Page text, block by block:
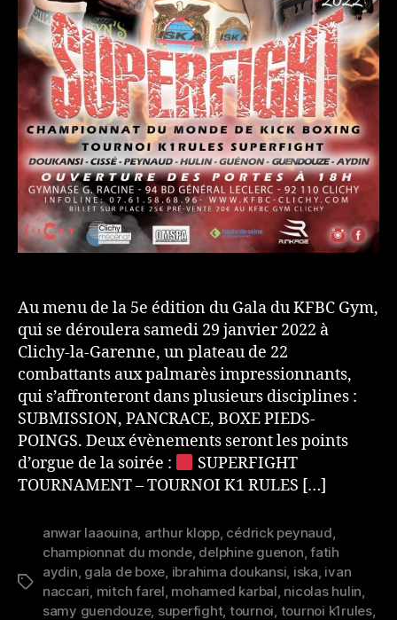
Au menu de la 5e édition du Gala du KFBC Gym,
qui se déroulera samedi 29 janvier 2022 à
Clichy-la-Garenne, un plateau de 22
combattants aux palmarès impressionnants,
qui s’affronteront dans plusieurs disciplines :
SUBMISSION, PANCRACE, BOXE PIEDS-
POINGS. Deux évènements seront les points
d’orgue de la soirée :
SUPERFIGHT
TOURNAMENT – TOURNOI K1 RULES […]
Étiquettes
anwar laaouina arthur klopp, cédrick peynaud
championnat du monde, delphine guenon ,fatih
aydin gala de boxe ibrahima doukansi iska ivan
naccari mitch farel mohamed karbal nicolas hulin
samy guendouze, superfight, tournoi tournoi k1rules,